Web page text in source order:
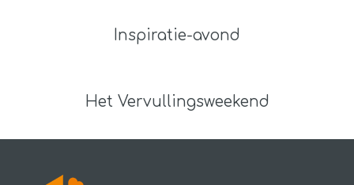
Inspiratie-avond
Het Vervullingsweekend